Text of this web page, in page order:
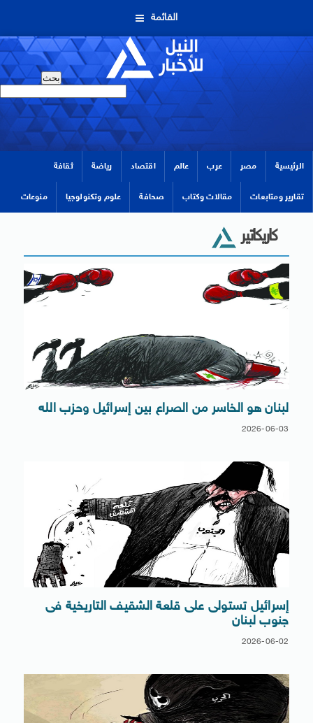
القائمة
الرئيسية مصر عرب عالم اقتصاد رياضة ثقافة
تقارير ومتابعات مقالات وكتاب صحافة علوم وتكنولوجيا منوعات
كاريكاتير
لبنان هو الخاسر من الصراع بين إسرائيل وحزب الله
2026-06-03
إسرائيل تستولى على قلعة الشقيف التاريخية فى
جنوب لبنان
2026-06-02